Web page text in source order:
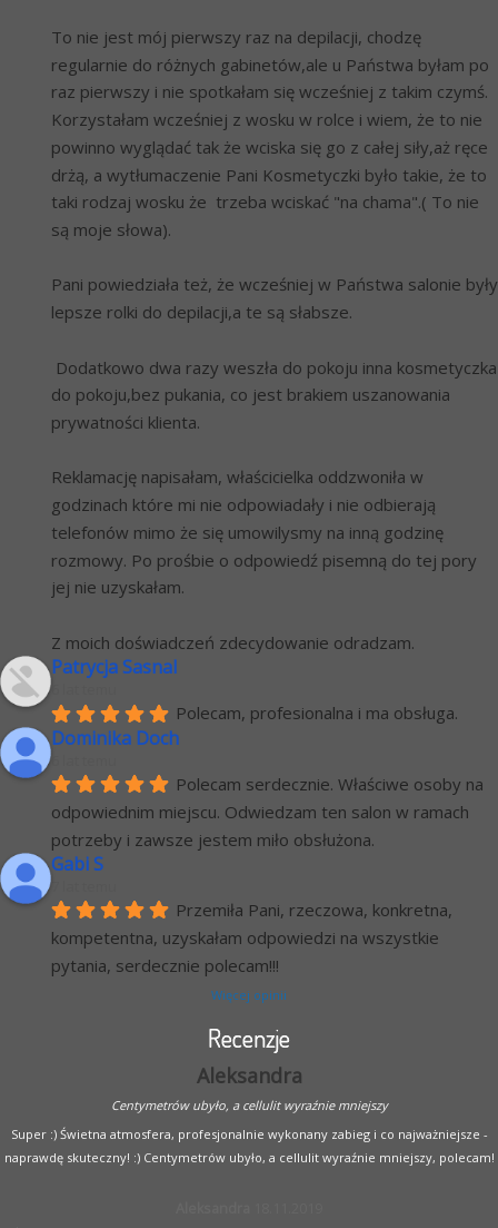
To nie jest mój pierwszy raz na depilacji, chodzę
regularnie do różnych gabinetów,ale u Państwa byłam po
raz pierwszy i nie spotkałam się wcześniej z takim czymś.
Korzystałam wcześniej z wosku w rolce i wiem, że to nie
powinno wyglądać tak że wciska się go z całej siły,aż ręce
drżą, a wytłumaczenie Pani Kosmetyczki było takie, że to
taki rodzaj wosku że  trzeba wciskać "na chama".( To nie
są moje słowa).
Pani powiedziała też, że wcześniej w Państwa salonie były
lepsze rolki do depilacji,a te są słabsze.
Dodatkowo dwa razy weszła do pokoju inna kosmetyczka
do pokoju,bez pukania, co jest brakiem uszanowania
prywatności klienta.
Reklamację napisałam, właścicielka oddzwoniła w
godzinach które mi nie odpowiadały i nie odbierają
telefonów mimo że się umowilysmy na inną godzinę
rozmowy. Po prośbie o odpowiedź pisemną do tej pory
jej nie uzyskałam.
Z moich doświadczeń zdecydowanie odradzam.
Patrycja Sasnal
Polecam, profesionalna i ma obsługa.
Dominika Doch
Polecam serdecznie. Właściwe osoby na
odpowiednim miejscu. Odwiedzam ten salon w ramach
potrzeby i zawsze jestem miło obsłużona.
Gabi S
Przemiła Pani, rzeczowa, konkretna,
kompetentna, uzyskałam odpowiedzi na wszystkie
pytania, serdecznie polecam!!!
Więcej opinii
Recenzje
Aleksandra
Centymetrów ubyło, a cellulit wyraźnie mniejszy
Super :) Świetna atmosfera, profesjonalnie wykonany zabieg i co najważniejsze -
naprawdę skuteczny! :) Centymetrów ubyło, a cellulit wyraźnie mniejszy, polecam!